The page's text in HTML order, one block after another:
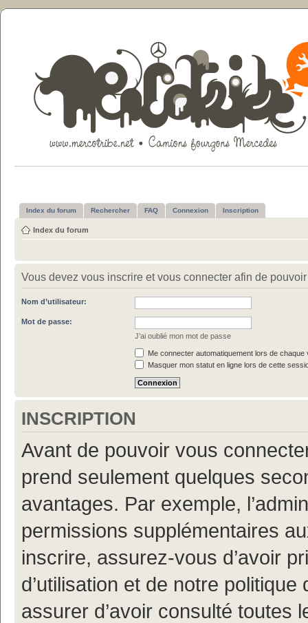
Index du forum Rechercher FAQ Connexion Inscription
Index du forum
Vous devez vous inscrire et vous connecter afin de
Nom d’utilisateur:
Mot de passe:
J’ai oublié mon mot de passe
Me connecter automatiquement lors de chaque
Masquer mon statut en ligne lors de cette
INSCRIPTION
Avant de pouvoir vous
prend seulement quelques
avantages. Par exemple,
permissions supplémentaires
inscrire, assurez-vous d’avoir
d’utilisation et de notre
assurer d’avoir consulté toutes